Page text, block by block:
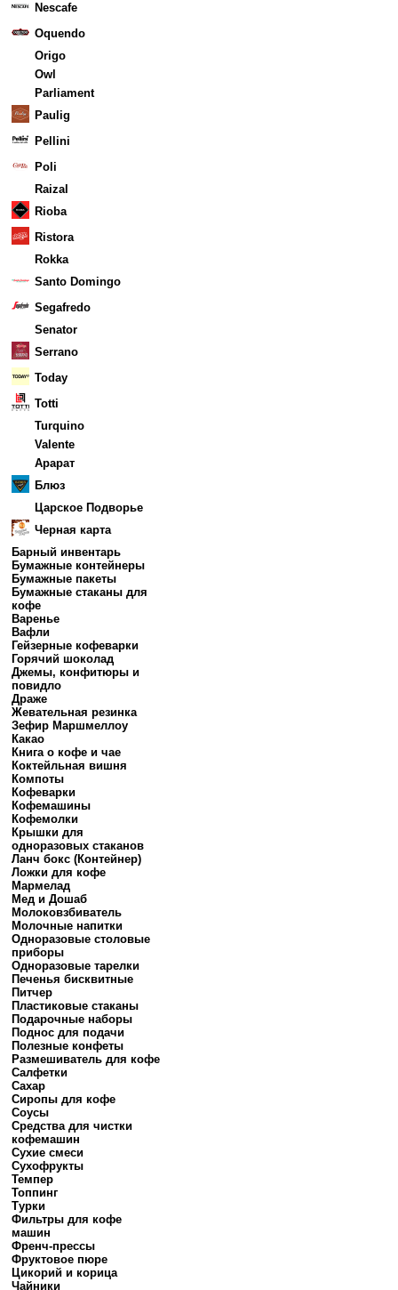
Nescafe
Oquendo
Origo
Owl
Parliament
Paulig
Pellini
Poli
Raizal
Rioba
Ristora
Rokka
Santo Domingo
Segafredo
Senator
Serrano
Today
Totti
Turquino
Valente
Арарат
Блюз
Царское Подворье
Черная карта
Барный инвентарь
Бумажные контейнеры
Бумажные пакеты
Бумажные стаканы для
кофе
Варенье
Вафли
Гейзерные кофеварки
Горячий шоколад
Джемы, конфитюры и
повидло
Драже
Жевательная резинка
Зефир Маршмеллоу
Какао
Книга о кофе и чае
Коктейльная вишня
Компоты
Кофеварки
Кофемашины
Кофемолки
Крышки для
одноразовых стаканов
Ланч бокс (Контейнер)
Ложки для кофе
Мармелад
Мед и Дошаб
Молоковзбиватель
Молочные напитки
Одноразовые столовые
приборы
Одноразовые тарелки
Печенья бисквитные
Питчер
Пластиковые стаканы
Подарочные наборы
Поднос для подачи
Полезные конфеты
Размешиватель для кофе
Салфетки
Сахар
Сиропы для кофе
Соусы
Средства для чистки
кофемашин
Сухие смеси
Сухофрукты
Темпер
Топпинг
Турки
Фильтры для кофе
машин
Френч-прессы
Фруктовое пюре
Цикорий и корица
Чайники